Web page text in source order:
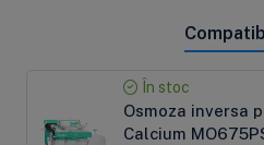
În stoc
Osmoza inversa
Calcium